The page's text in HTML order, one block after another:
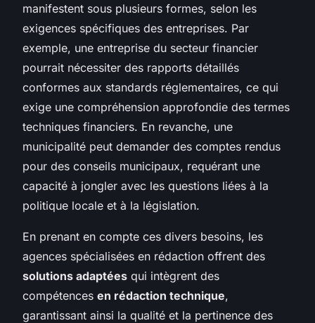
manifestent sous plusieurs formes, selon les
exigences spécifiques des entreprises. Par
exemple, une entreprise du secteur financier
pourrait nécessiter des rapports détaillés
conformes aux standards réglementaires, ce qui
exige une compréhension approfondie des termes
techniques financiers. En revanche, une
municipalité peut demander des comptes rendus
pour des conseils municipaux, requérant une
capacité à jongler avec les questions liées à la
politique locale et à la législation.
En prenant en compte ces divers besoins, les
agences spécialisées en rédaction offrent des
solutions adaptées qui intègrent des
compétences en rédaction technique,
garantissant ainsi la qualité et la pertinence des